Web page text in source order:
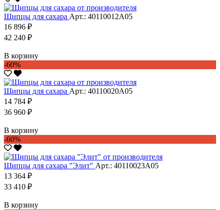
Щипцы для сахара Арт.: 40110012А05
16 896 ₽
42 240 ₽
В корзину
-60%
Щипцы для сахара Арт.: 40110020А05
14 784 ₽
36 960 ₽
В корзину
-60%
Щипцы для сахара "Элит" Арт.: 40110023А05
13 364 ₽
33 410 ₽
В корзину